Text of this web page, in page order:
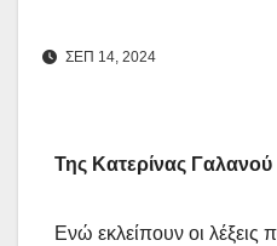
ΣΕΠ 14, 2024
Της Κατερίνας Γαλανού
Ενώ εκλείπουν οι